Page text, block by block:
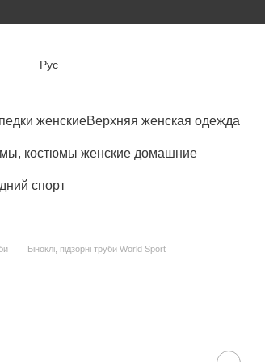
Рус
женскиеВерхняя женская одежда
костюмы женские домашние
спорт
Біноклі, підзорні труби World Sport